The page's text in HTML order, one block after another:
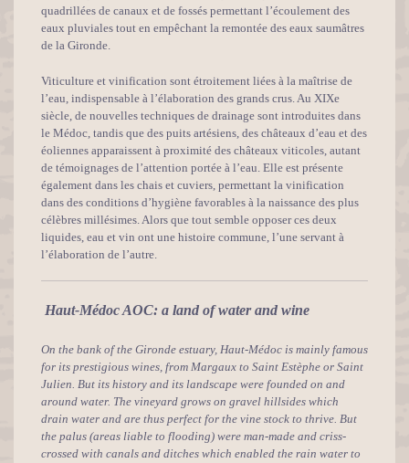
quadrillées de canaux et de fossés permettant l’écoulement des
eaux pluviales tout en empêchant la remontée des eaux saumâtres
de la Gironde.
Viticulture et vinification sont étroitement liées à la maîtrise de
l’eau, indispensable à l’élaboration des grands crus. Au XIXe
siècle, de nouvelles techniques de drainage sont introduites dans
le Médoc, tandis que des puits artésiens, des châteaux d’eau et des
éoliennes apparaissent à proximité des châteaux viticoles, autant
de témoignages de l’attention portée à l’eau. Elle est présente
également dans les chais et cuviers, permettant la vinification
dans des conditions d’hygiène favorables à la naissance des plus
célèbres millésimes. Alors que tout semble opposer ces deux
liquides, eau et vin ont une histoire commune, l’une servant à
l’élaboration de l’autre.
Haut-Médoc AOC: a land of water and wine
On the bank of the Gironde estuary, Haut-Médoc is mainly famous
for its prestigious wines, from Margaux to Saint Estèphe or Saint
Julien. But its history and its landscape were founded on and
around water. The vineyard grows on gravel hillsides which
drain water and are thus perfect for the vine stock to thrive. But
the palus (areas liable to flooding) were man-made and criss-
crossed with canals and ditches which enabled the rain water to